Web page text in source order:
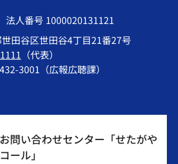
法人番号 1000020131121
田谷区世田谷4丁目21番27号
（代表）
3001（広報広聴課）
お問い合わせセンター「せたがや
コール」